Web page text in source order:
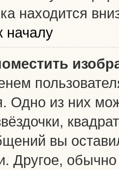
находится
началу
Одно из них
вы
Другое,